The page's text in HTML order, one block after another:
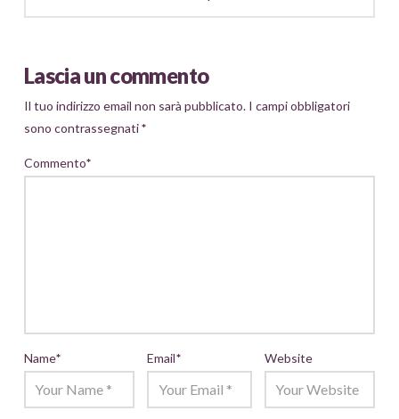
Lascia un commento
Il tuo indirizzo email non sarà pubblicato. I campi obbligatori
sono contrassegnati*
Commento*
Name* Email* Website